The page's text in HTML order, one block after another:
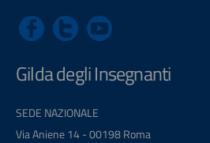
Gilda degli Insegnanti
SEDE NAZIONALE
Via Aniene 14 - 00198 Roma